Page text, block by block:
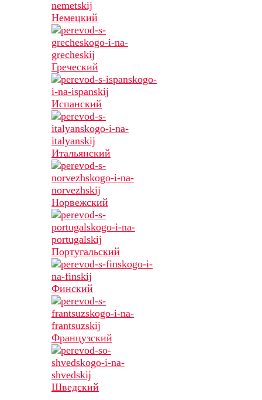
Немецкий
Греческий
Испанский
Итальянский
Норвежский
Португальский
Финский
Французский
Шведский